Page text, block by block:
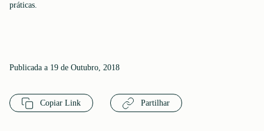
práticas.
Publicada a 19 de Outubro, 2018
Copiar Link Partilhar